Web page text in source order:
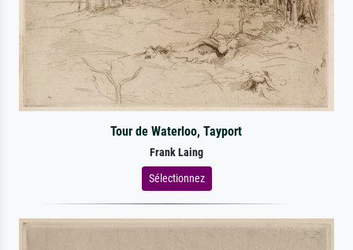
Tour de Waterloo, Tayport
Frank Laing
Sélectionnez